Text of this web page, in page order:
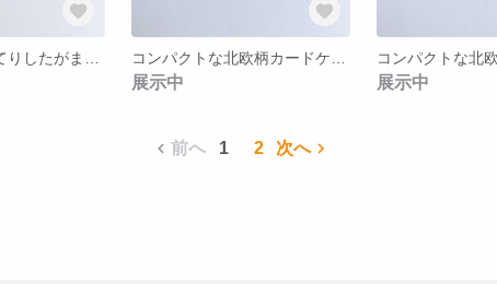
展示中 展示中
前へ 1 2 次へ